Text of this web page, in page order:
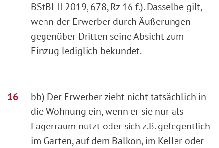
BStBl II 2019, 678, Rz 16 f.). Dasselbe gilt,
wenn der Erwerber durch Äußerungen
gegenüber Dritten seine Absicht zum
Einzug lediglich bekundet.
bb) Der Erwerber zieht nicht tatsächlich in
die Wohnung ein, wenn er sie nur als
Lagerraum nutzt oder sich z.B. gelegentlich
im Garten, auf dem Balkon, im Keller oder